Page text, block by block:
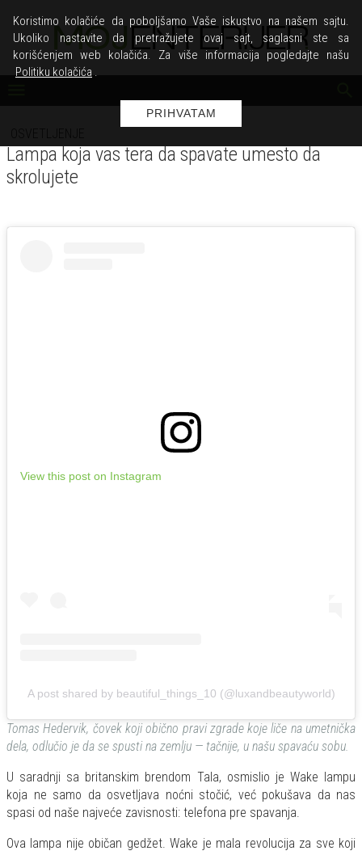
Lampa koja vas tera da spavate umesto da
skrolujete
View this post on Instagram
A post shared by beautiful_things_10 (@luxandbeautyworld)
Tomas Hedervik, čovek koji obično pravi zgrade koje liče na umetnička
dela, odlučio je da se spusti na zemlju — tačnije, u našu spavaću sobu.
U saradnji sa britanskim brendom Tala, osmislio je Wake lampu
koja ne samo da osvetljava noćni stočić, već pokušava da nas
spasi od naše najveće zavisnosti: telefona pre spavanja.
Ova lampa nije običan gedžet. Wake je mala revolucija za sve koji
Koristimo kolačiće da poboljšamo Vaše iskustvo na našem sajtu.
Ukoliko nastavite da pretražujete ovaj sajt, saglasni ste sa
korišćenjem web kolačića. Za više informacija pogledajte našu
Politiku kolačića .
PRIHVATAM